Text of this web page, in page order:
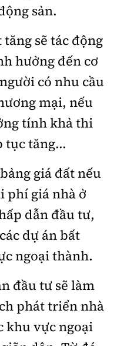
sản.
sẽ tác động
hưởng đến cơ
có nhu cầu
mại, nếu
tính khả thi
tục tăng...
giá đất nếu
phí giá nhà ở
dẫn đầu tư,
dự án bất
ngoại thành.
đầu tư sẽ làm
phát triển nhà
khu vực ngoại